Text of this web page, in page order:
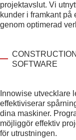
projektavslut. Vi
kunder i framkant på
genom optimerad
SOFTWARE
Innowise utvecklare
effektiviserar
dina maskiner.
möjliggör effektiv
för utrustningen.